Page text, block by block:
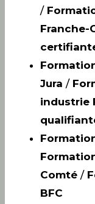
/
Franche-
Jura /
industrie
Comté /
BFC